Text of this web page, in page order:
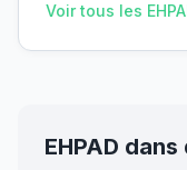
Voir tous les
EHPAD